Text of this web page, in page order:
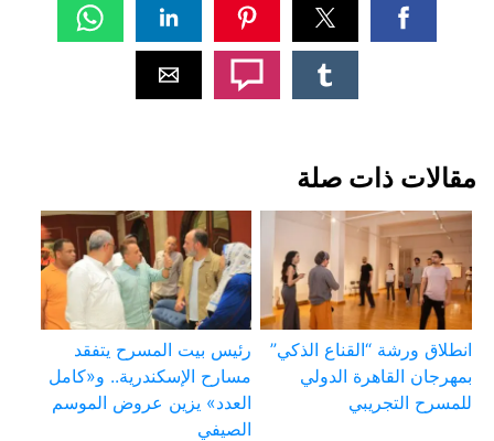
مقالات ذات صلة
انطلاق ورشة “القناع الذكي”
بمهرجان القاهرة الدولي
للمسرح التجريبي
رئيس بيت المسرح يتفقد
مسارح الإسكندرية.. و«كامل
العدد» يزين عروض الموسم
الصيفي